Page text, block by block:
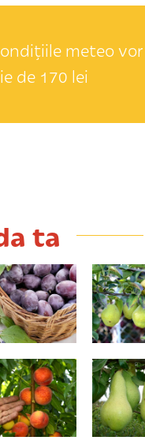
meteo
de 170 lei
ta
D'Agen
Cardinal Abatele